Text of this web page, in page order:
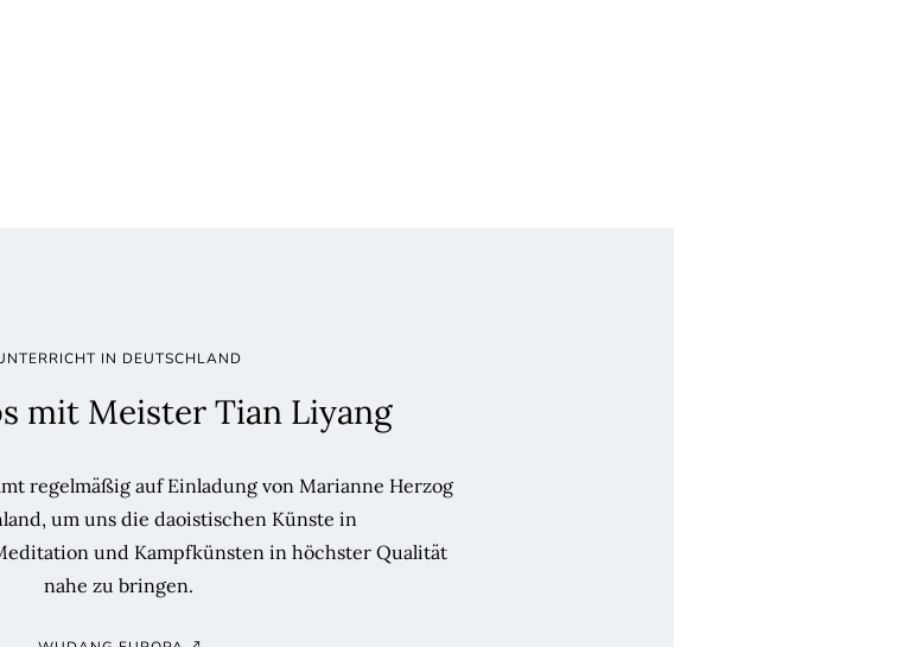
IN DEUTSCHLAND
mit Meister Tian Liyang
regelmäßig auf Einladung von Marianne Herzog
um uns die daoistischen Künste in
und Kampfkünsten in höchster Qualität
nahe zu bringen.